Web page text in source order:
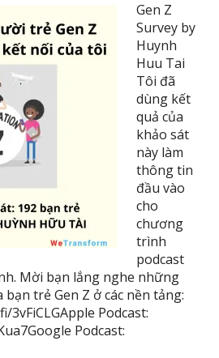
Gen Z
Survey by
Huynh
Huu Tai
Tôi đã
dùng kết
quả của
khảo sát
này làm
thông tin
đầu vào
cho
chương
trình
podcast
Mời bạn lắng nghe những
bạn trẻ Gen Z ở các nền tảng:
Podcast:
Podcast: